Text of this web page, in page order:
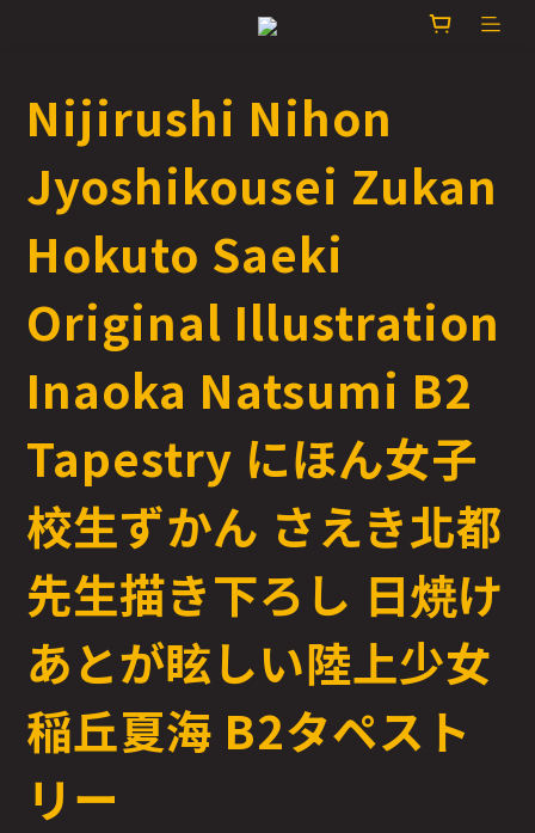
Nijirushi Nihon
Jyoshikousei Zukan
Hokuto Saeki
Original Illustration
Inaoka Natsumi B2
Tapestry にほん女子
校生ずかん さえき北都
先生描き下ろし 日焼け
あとが眩しい陸上少女
稲丘夏海 B2タペスト
リー